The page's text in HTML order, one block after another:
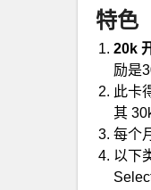
特色
20k
励是
此卡
其
每个
以下